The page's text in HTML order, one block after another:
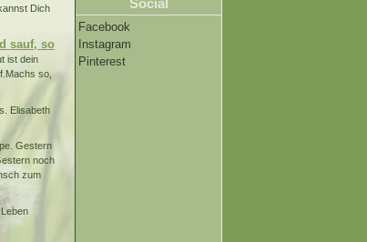
Social
Facebook
Instagram
Pinterest
Dich
sauf, so
ist dein
so,
Elisabeth
Gestern
noch
zum